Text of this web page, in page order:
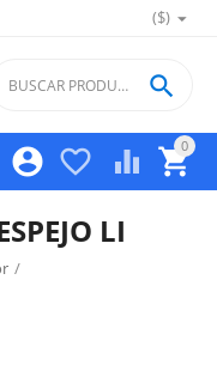
($)
0

 


LI
/